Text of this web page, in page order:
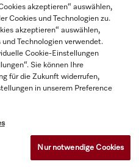
akzeptieren“ auswählen,
Cookies und Technologien zu.
akzeptieren“ auswählen,
Technologien verwendet.
Cookie-Einstellungen
Sie können Ihre
für die Zukunft widerrufen,
in unserem Preference
Nur notwendige Cookies